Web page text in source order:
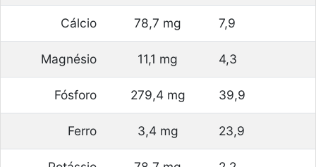
Cálcio 78,7 mg 7,9
Magnésio 11,1 mg 4,3
Fósforo 279,4 mg 39,9
Ferro 3,4 mg 23,9